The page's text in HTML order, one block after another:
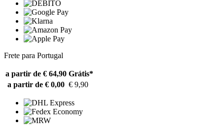
Frete para Portugal
a partir de € 64,90 Grátis*
a partir de € 0,00 € 9,90